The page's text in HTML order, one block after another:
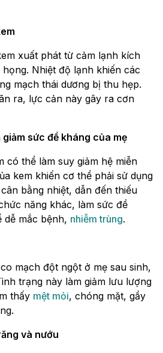
xuất phát từ cảm lạnh kích
Nhiệt độ lạnh khiến các
mạch thái dương bị thu hẹp.
ra, lực cản này gây ra cơn
sức đề kháng của mẹ
có thể làm suy giảm hệ miễn
kem khiến cơ thể phải sử dụng
bằng nhiệt, dẫn đến thiếu
năng khác, làm sức đề
dễ mắc bệnh, nhiễm trùng.
mạch đột ngột ở mẹ sau sinh,
trạng này làm giảm lưu lượng
thấy mệt mỏi, chóng mặt, gầy
và nướu